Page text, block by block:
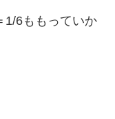
1/6ももっていか